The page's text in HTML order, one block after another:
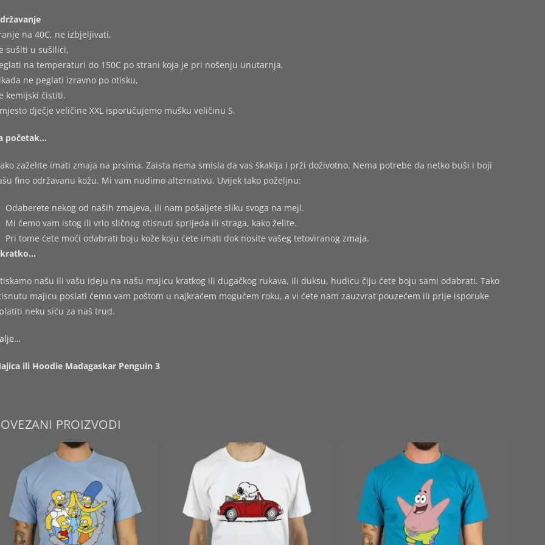
na 40C, ne izbjeljivati,
sušiti u sušilici,
na temperaturi do 150C po strani koja je pri nošenju unutarnja,
ne peglati izravno po otisku,
kemijski čistiti.
dječje veličine XXL isporučujemo mušku veličinu S.
početak…
zaželite imati zmaja na prsima. Zaista nema smisla da vas škaklja i prži doživotno. Nema potrebe da netko buši i boji
fino održavanu kožu. Mi vam nudimo alternativu. Uvijek tako poželjnu:
Odaberete nekog od naših zmajeva, ili nam pošaljete sliku svoga na mejl.
Mi ćemo vam istog ili vrlo sličnog otisnuti sprijeda ili straga, kako želite.
Pri tome ćete moći odabrati boju kože koju ćete imati dok nosite vašeg tetoviranog zmaja.
našu ili vašu ideju na našu majicu kratkog ili dugačkog rukava, ili duksu, hudicu čiju ćete boju sami odabrati. Tako
majicu poslati ćemo vam poštom u najkraćem mogućem roku, a vi ćete nam zauzvrat pouzećem ili prije isporuke
neku siću za naš trud.
ili Hoodie Madagaskar Penguin 3
PROIZVODI